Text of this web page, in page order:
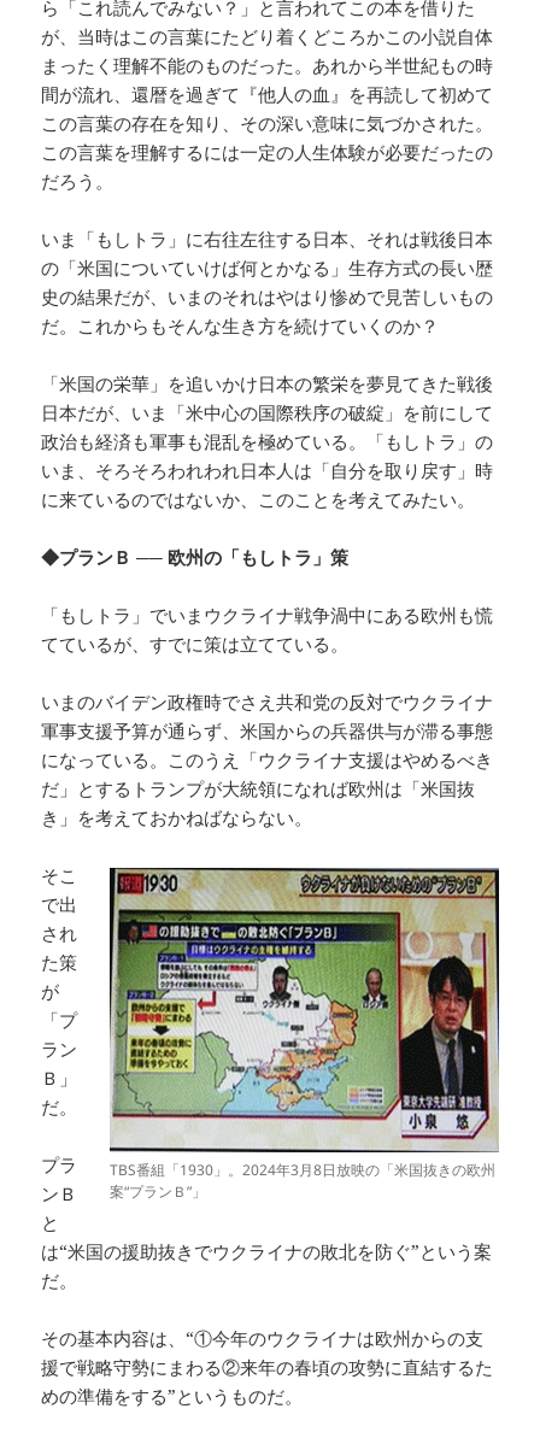
ら「これ読んでみない？」と言われてこの本を借りた
が、当時はこの言葉にたどり着くどころかこの小説自体
まったく理解不能のものだった。あれから半世紀もの時
間が流れ、還暦を過ぎて『他人の血』を再読して初めて
この言葉の存在を知り、その深い意味に気づかされた。
この言葉を理解するには一定の人生体験が必要だったの
だろう。
いま「もしトラ」に右往左往する日本、それは戦後日本
の「米国についていけば何とかなる」生存方式の長い歴
史の結果だが、いまのそれはやはり惨めで見苦しいもの
だ。これからもそんな生き方を続けていくのか？
「米国の栄華」を追いかけ日本の繁栄を夢見てきた戦後
日本だが、いま「米中心の国際秩序の破綻」を前にして
政治も経済も軍事も混乱を極めている。「もしトラ」の
いま、そろそろわれわれ日本人は「自分を取り戻す」時
に来ているのではないか、このことを考えてみたい。
◆プランＢ ── 欧州の「もしトラ」策
「もしトラ」でいまウクライナ戦争渦中にある欧州も慌
てているが、すでに策は立てている。
いまのバイデン政権時でさえ共和党の反対でウクライナ
軍事支援予算が通らず、米国からの兵器供与が滞る事態
になっている。このうえ「ウクライナ支援はやめるべき
だ」とするトランプが大統領になれば欧州は「米国抜
き」を考えておかねばならない。
TBS番組「1930」。2024年3月8日放映の「米国抜きの欧州
案“プランＢ”」
そこ
で出
され
た策
が
「プ
ラン
Ｂ」
だ。
プラ
ンＢ
と
は“米国の援助抜きでウクライナの敗北を防ぐ”という案
だ。
その基本内容は、“①今年のウクライナは欧州からの支
援で戦略守勢にまわる②来年の春頃の攻勢に直結するた
めの準備をする”というものだ。